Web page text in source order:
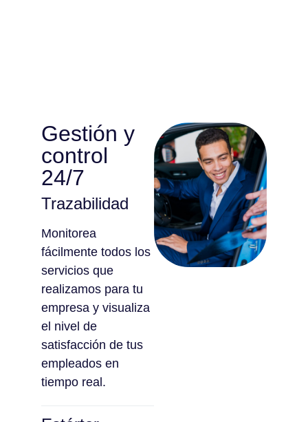
Gestión y
control
24/7
Trazabilidad
Monitorea
fácilmente todos los
servicios que
realizamos para tu
empresa y visualiza
el nivel de
satisfacción de tus
empleados en
tiempo real.